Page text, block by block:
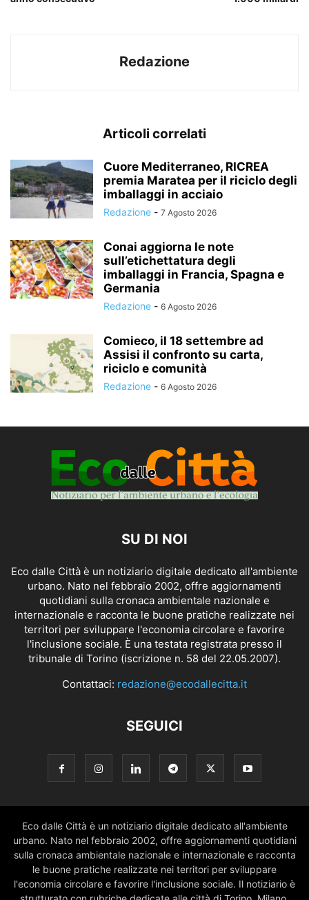
Redazione
Articoli correlati
Cuore Mediterraneo, RICREA
premia Maratea per il riciclo degli
imballaggi in acciaio
Redazione - 7 Agosto 2026
Conai aggiorna le note
sull’etichettatura degli
imballaggi in Francia, Spagna e
Germania
Redazione - 6 Agosto 2026
Comieco, il 18 settembre ad
Assisi il confronto su carta,
riciclo e comunità
Redazione - 6 Agosto 2026
SU DI NOI
Eco dalle Città è un notiziario digitale dedicato all'ambiente
urbano. Nato nel febbraio 2002, offre aggiornamenti
quotidiani sulla cronaca ambientale nazionale e
internazionale e racconta le buone pratiche realizzate nei
territori per sviluppare l'economia circolare e favorire
l'inclusione sociale. È una testata registrata presso il
tribunale di Torino (iscrizione n. 58 del 22.05.2007).
Contattaci: redazione@ecodallecitta.it
SEGUICI
Eco dalle Città è un notiziario digitale dedicato all'ambiente
urbano. Nato nel febbraio 2002, offre aggiornamenti quotidiani
sulla cronaca ambientale nazionale e internazionale e racconta
le buone pratiche realizzate nei territori per sviluppare
l'economia circolare e favorire l'inclusione sociale. Il notiziario è